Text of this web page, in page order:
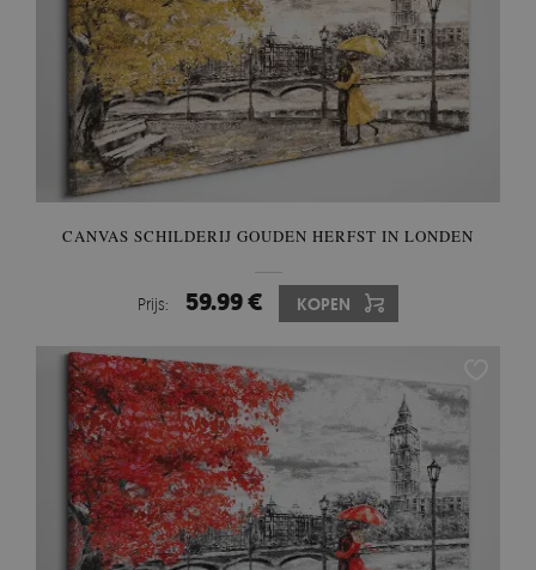
CANVAS SCHILDERIJ GOUDEN HERFST IN LONDEN
Prijs: 59.99 € KOPEN